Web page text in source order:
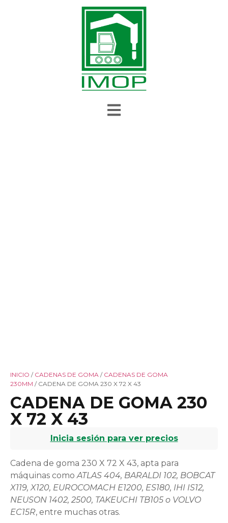
INICIO / CADENAS DE GOMA / CADENAS DE GOMA
230MM / CADENA DE GOMA 230 X 72 X 43
CADENA DE GOMA 230
X 72 X 43
Inicia sesión para ver precios
Cadena de goma 230 X 72 X 43, apta para
máquinas como ATLAS 404, BARALDI 102, BOBCAT
X119, X120, EUROCOMACH E1200, ES180, IHI IS12,
NEUSON 1402, 2500, TAKEUCHI TB105 o VOLVO
EC15R, entre muchas otras.